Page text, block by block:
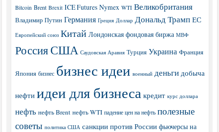
Bitcoin Brent Brexit ICE Futures Nymex WTI Великобритания
Владимир Путин Германия Греция Доллар Дональд Трамп ЕС
Европейский союз Китай Лондонская фондовая биржа МВФ
РоссияСША Саудовская Аравия Турция Украина Франция
Япония бизнес бизнес идеи военный деньги добыча
нефти идеи для бизнеса кредит курс доллара
нефть нефть Brent нефть WTI падение цен на нефть полезные
советы политика США санкции против России фьючерсы на